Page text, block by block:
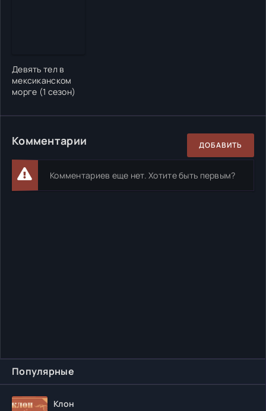
Популярные
Клон
Девять тел в
мексиканском
морге (1 сезон)
Комментарии ДОБАВИТЬ
Комментариев еще нет. Хотите быть первым?